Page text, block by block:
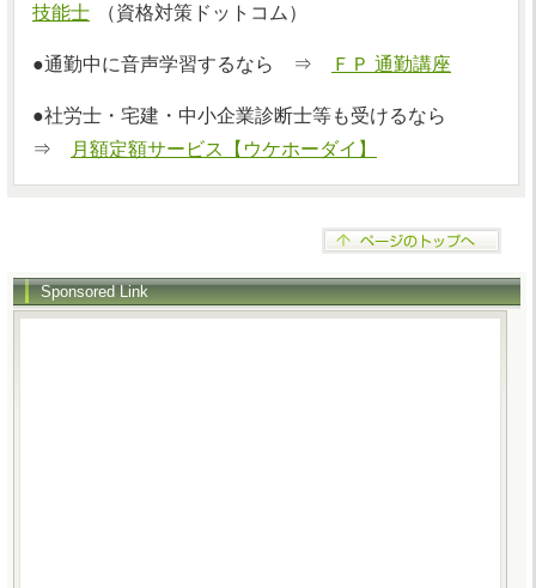
技能士
（資格対策ドットコム）
●通勤中に音声学習するなら ⇒ ＦＰ 通勤講座
●社労士・宅建・中小企業診断士等も受けるなら
⇒
月額定額サービス【ウケホーダイ】
Sponsored Link